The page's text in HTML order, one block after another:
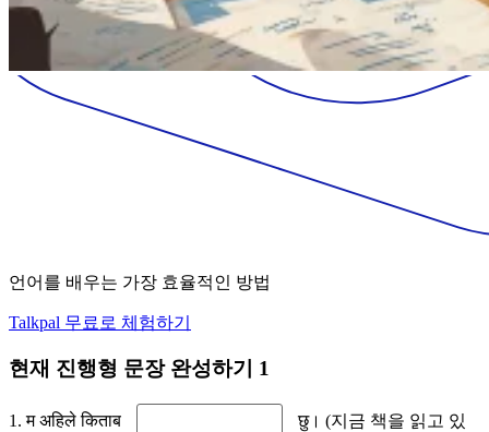
언어를 배우는 가장 효율적인 방법
Talkpal 무료로 체험하기
현재 진행형 문장 완성하기 1
1. म अहिले किताब
छु। (지금 책을 읽고 있